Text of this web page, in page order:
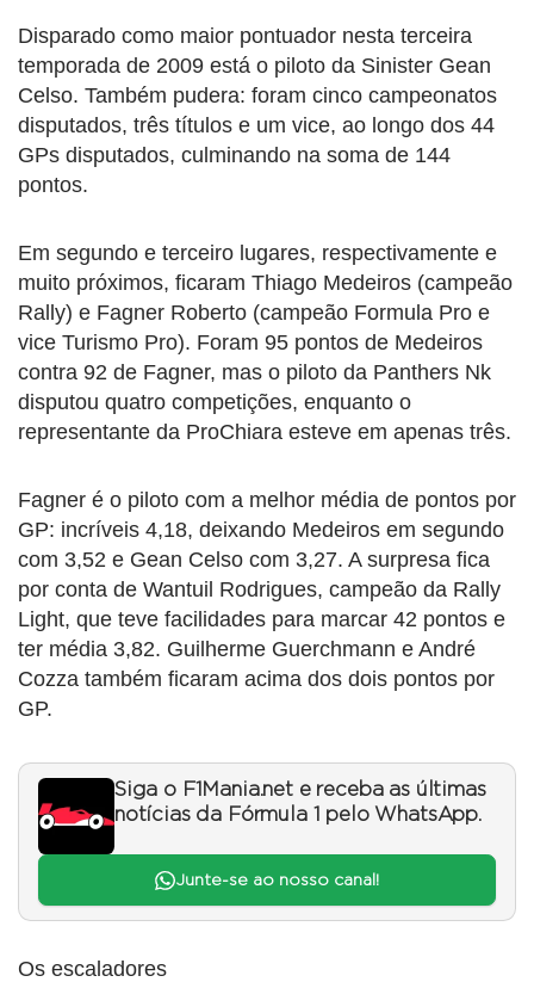
Disparado como maior pontuador nesta terceira
temporada de 2009 está o piloto da Sinister Gean
Celso. Também pudera: foram cinco campeonatos
disputados, três títulos e um vice, ao longo dos 44
GPs disputados, culminando na soma de 144
pontos.
Em segundo e terceiro lugares, respectivamente e
muito próximos, ficaram Thiago Medeiros (campeão
Rally) e Fagner Roberto (campeão Formula Pro e
vice Turismo Pro). Foram 95 pontos de Medeiros
contra 92 de Fagner, mas o piloto da Panthers Nk
disputou quatro competições, enquanto o
representante da ProChiara esteve em apenas três.
Fagner é o piloto com a melhor média de pontos por
GP: incríveis 4,18, deixando Medeiros em segundo
com 3,52 e Gean Celso com 3,27. A surpresa fica
por conta de Wantuil Rodrigues, campeão da Rally
Light, que teve facilidades para marcar 42 pontos e
ter média 3,82. Guilherme Guerchmann e André
Cozza também ficaram acima dos dois pontos por
GP.
Siga o F1Mania.net e receba as últimas
notícias da Fórmula 1 pelo WhatsApp.
Junte-se ao nosso canal!
Os escaladores